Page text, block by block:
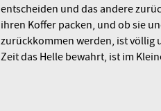
entscheiden und das andere
ihren Koffer packen, und ob sie
zurückkommen werden, ist völlig
Zeit das Helle bewahrt, ist im